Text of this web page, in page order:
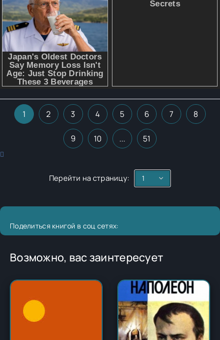
1 2 3 4 5 6 7 8
9 10 ... 51
Перейти на страницу:
Поделиться книгой в соц сетях:
Возможно, вас заинтересует